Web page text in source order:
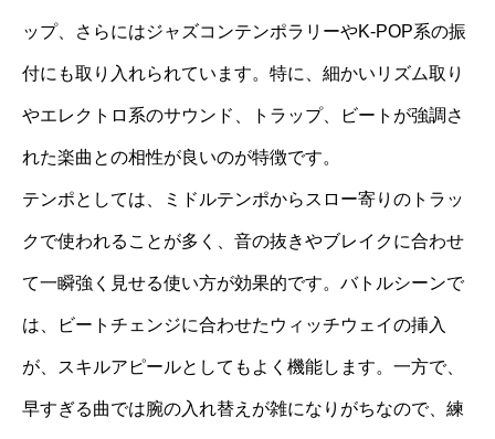
ップ、さらにはジャズコンテンポラリーやK-POP系の振
付にも取り入れられています。特に、細かいリズム取り
やエレクトロ系のサウンド、トラップ、ビートが強調さ
れた楽曲との相性が良いのが特徴です。
テンポとしては、ミドルテンポからスロー寄りのトラッ
クで使われることが多く、音の抜きやブレイクに合わせ
て一瞬強く見せる使い方が効果的です。バトルシーンで
は、ビートチェンジに合わせたウィッチウェイの挿入
が、スキルアピールとしてもよく機能します。一方で、
早すぎる曲では腕の入れ替えが雑になりがちなので、練